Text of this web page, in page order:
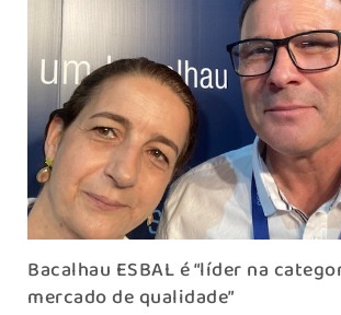
Bacalhau ESBAL é “líder na
mercado de qualidade”